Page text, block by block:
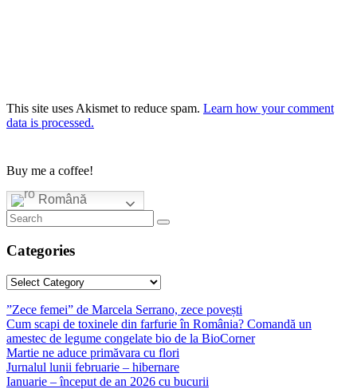
This site uses Akismet to reduce spam. Learn how your comment
data is processed.
Buy me a coffee!
Română
Categories
Categories
”Zece femei” de Marcela Serrano, zece povești
Cum scapi de toxinele din farfurie în România? Comandă un
amestec de legume congelate bio de la BioCorner
Martie ne aduce primăvara cu flori
Jurnalul lunii februarie – hibernare
Ianuarie – început de an 2026 cu bucurii